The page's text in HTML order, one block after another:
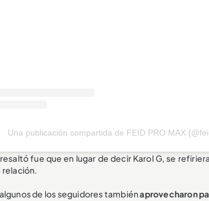
Una publicación compartida de FEID PRO MAX
fue que en lugar de decir Karol G, se
de los seguidores tambiénaprovecharon